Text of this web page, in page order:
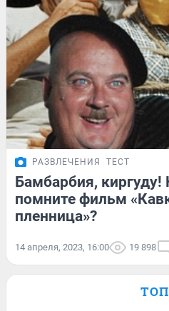
РАЗВЛЕЧЕНИЯ ТЕСТ
Бамбарбия,
помните фильм
пленница»?
14 апреля, 2023, 16:00 19 898